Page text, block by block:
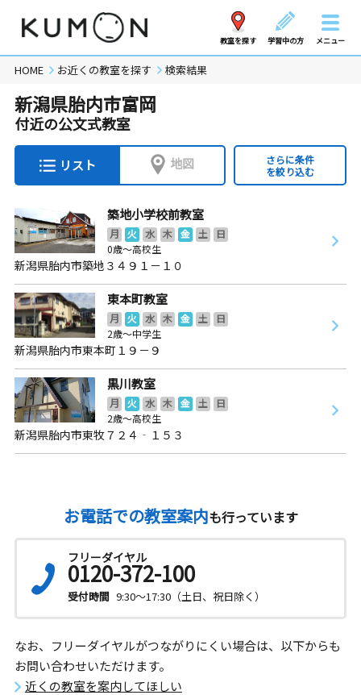
教室を探す 学習中の方 メニュー
HOME お近くの教室を探す 検索結果
新潟県胎内市富岡
付近の公文式教室
リスト 地図
さらに条件
を絞り込む
築地小学校前教室
月 火 水 木 金 土
日
0歳～高校生
新潟県胎内市築地３４９１－１０
東本町教室
月 火 水 木 金 土
日
2歳～中学生
新潟県胎内市東本町１９－９
黒川教室
月 火 水 木 金 土
日
2歳～高校生
新潟県胎内市東牧７２４‐１５３
お電話での教室案内も行っています
フリーダイヤル
0120-372-100
受付時間 9:30～17:30（土日、祝日除く）
なお、フリーダイヤルがつながりにくい場合は、以下からも
お問い合わせいただけます。
近くの教室を案内してほしい